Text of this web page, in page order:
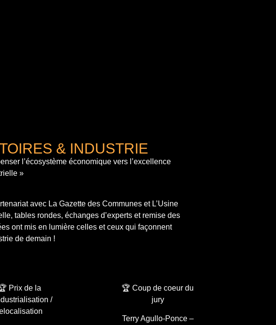
& INDUSTRIE
l’écosystème économique vers l’excellence
»
avec La Gazette des Communes et L’Usine
tables rondes, échanges d’experts et remise des
ont mis en lumière celles et ceux qui façonnent
de demain !
Prix de la
/
🏆 Coup de coeur du
jury
Terry Agullo-Ponce –